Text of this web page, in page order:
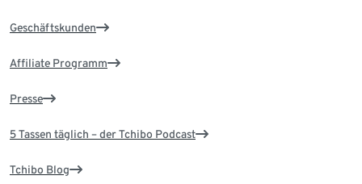
Geschäftskunden
Affiliate Programm
Presse
5 Tassen täglich – der Tchibo Podcast
Tchibo Blog